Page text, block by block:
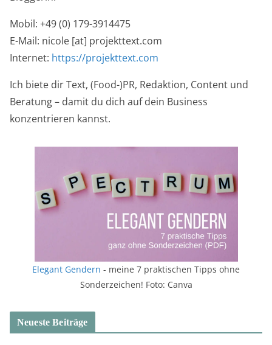
Mobil: +49 (0) 179-3914475
E-Mail: nicole [at] projekttext.com
Internet: https://projekttext.com
Ich biete dir Text, (Food-)PR, Redaktion, Content und
Beratung – damit du dich auf dein Business
konzentrieren kannst.
Elegant Gendern - meine 7 praktischen Tipps ohne
Sonderzeichen! Foto: Canva
Neueste Beiträge